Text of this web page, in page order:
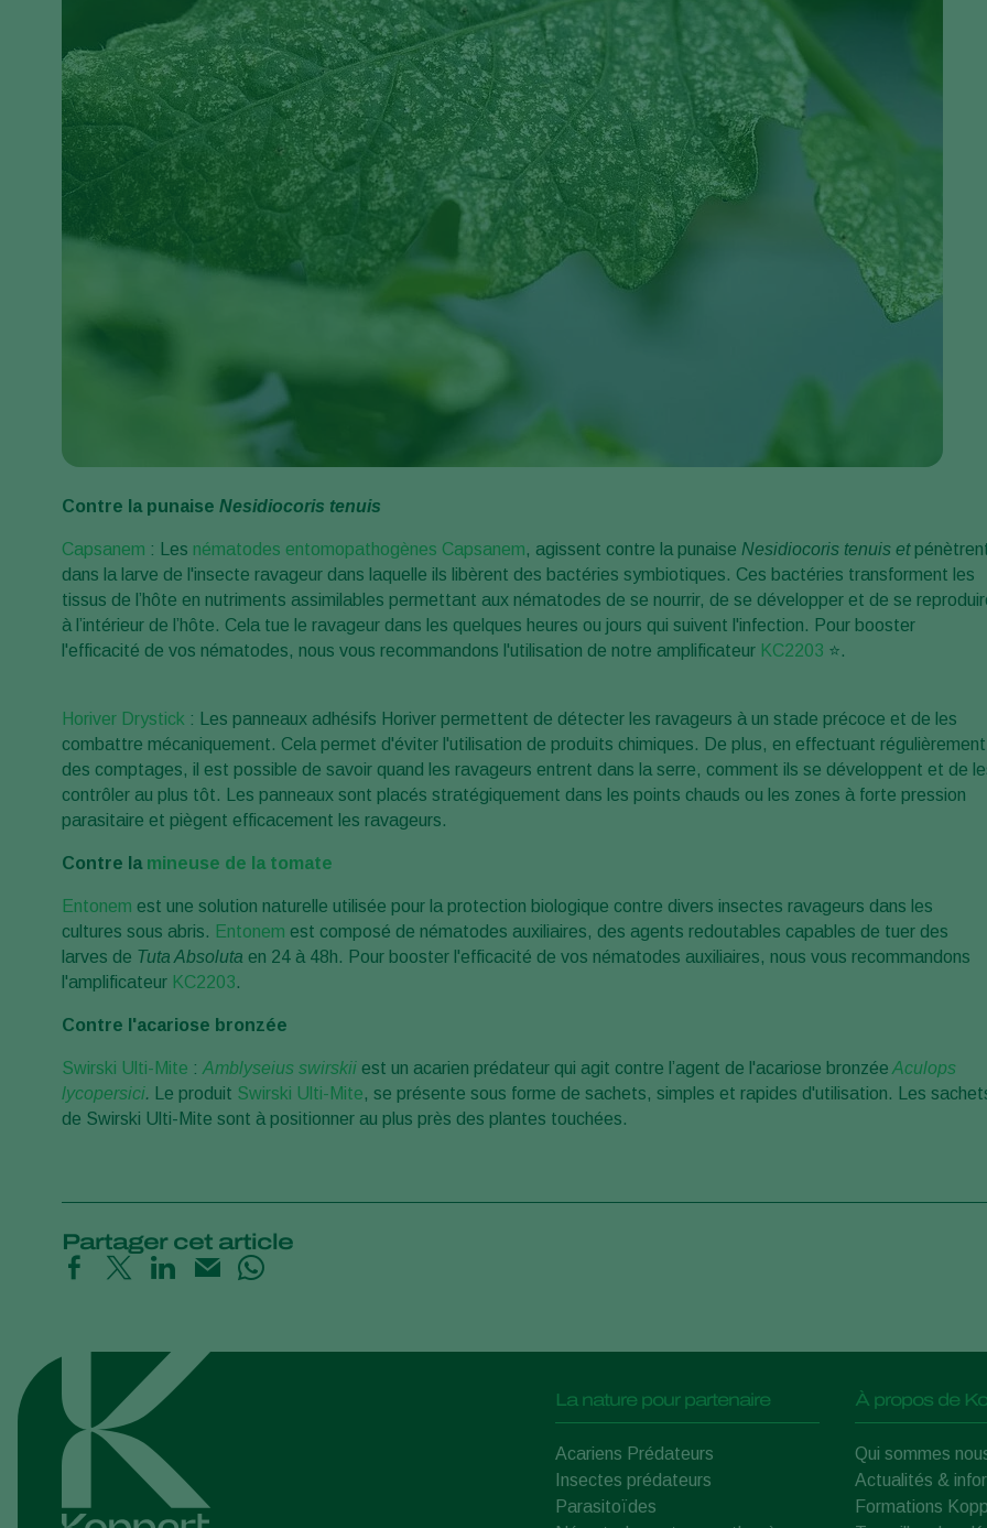
Contre la punaise Nesidiocoris tenuis
Capsanem : Les nématodes entomopathogènes Capsanem, agissent contre la punaise Nesidiocoris tenuis et
dans la larve de l'insecte ravageur dans laquelle ils libèrent des bactéries symbiotiques. Ces bactéries transforment les
tissus de l’hôte en nutriments assimilables permettant aux nématodes de se nourrir, de se développer et de se
à l’intérieur de l’hôte. Cela tue le ravageur dans les quelques heures ou jours qui suivent l'infection. Pour booster
l'efficacité de vos nématodes, nous vous recommandons l'utilisation de notre amplificateur KC2203 ⭐.
Horiver Drystick : Les panneaux adhésifs Horiver permettent de détecter les ravageurs à un stade précoce et de les
combattre mécaniquement. Cela permet d'éviter l'utilisation de produits chimiques. De plus, en effectuant régulièrement
des comptages, il est possible de savoir quand les ravageurs entrent dans la serre, comment ils se développent et de
contrôler au plus tôt. Les panneaux sont placés stratégiquement dans les points chauds ou les zones à forte pression
parasitaire et piègent efficacement les ravageurs.
Contre la mineuse de la tomate
Entonem est une solution naturelle utilisée pour la protection biologique contre divers insectes ravageurs dans les
cultures sous abris. Entonem est composé de nématodes auxiliaires, des agents redoutables capables de tuer des
larves de Tuta Absoluta en 24 à 48h. Pour booster l'efficacité de vos nématodes auxiliaires, nous vous recommandons
l'amplificateur KC2203.
Contre l'acariose bronzée
Swirski Ulti-Mite :Amblyseius swirskii est un acarien prédateur qui agit contre l’agent de l'acariose bronzéeAculops
lycopersici. Le produit Swirski Ulti-Mite, se présente sous forme de sachets, simples et rapides d'utilisation. Les
de Swirski Ulti-Mite sont à positionner au plus près des plantes touchées.
Partager cet article
La nature pour partenaire
Acariens Prédateurs
Insectes prédateurs
Parasitoïdes
À propos de
Qui sommes
Actualités &
Formations